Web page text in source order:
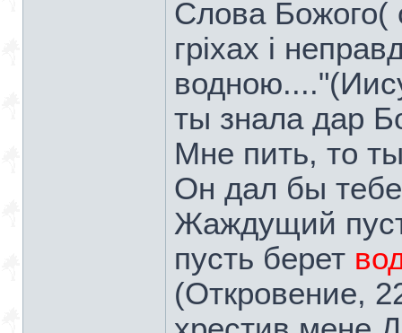
Слова Божого(
гріхах і
ты знала дар
Мне пить, то
Он дал бы
Жаждущий
пусть берет
(Откровение,